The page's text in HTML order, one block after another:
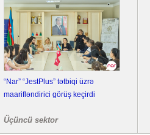
“Nar” “JestPlus” tətbiqi üzrə
maarifləndirici görüş keçirdi
Üçüncü sektor